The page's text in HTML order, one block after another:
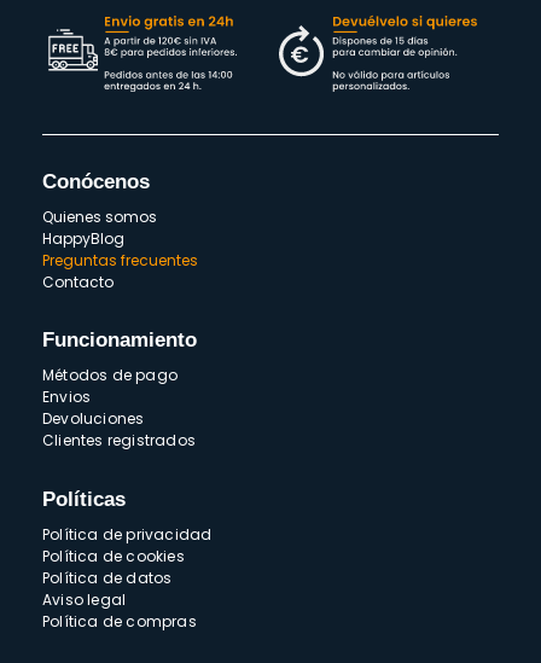
Conócenos
Quienes somos
HappyBlog
Preguntas frecuentes
Contacto
Funcionamiento
Métodos de pago
Envios
Devoluciones
Clientes registrados
Políticas
Política de privacidad
Política de cookies
Política de datos
Aviso legal
Política de compras